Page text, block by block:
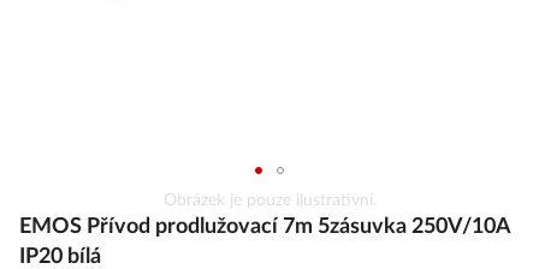
na
začátek
Obrázek je pouze ilustrativní.
EMOS Přívod prodlužovací 7m 5zásuvka 250V/10A
IP20 bílá